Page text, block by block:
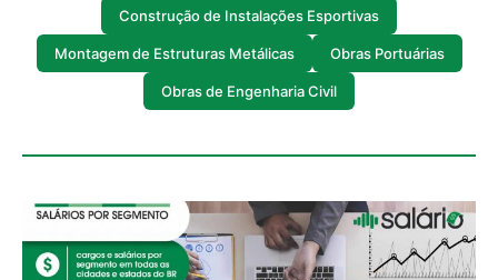
Construção de Instalações Esportivas
Montagem de Estruturas Metálicas Obras Portuárias
Obras de Engenharia Civil